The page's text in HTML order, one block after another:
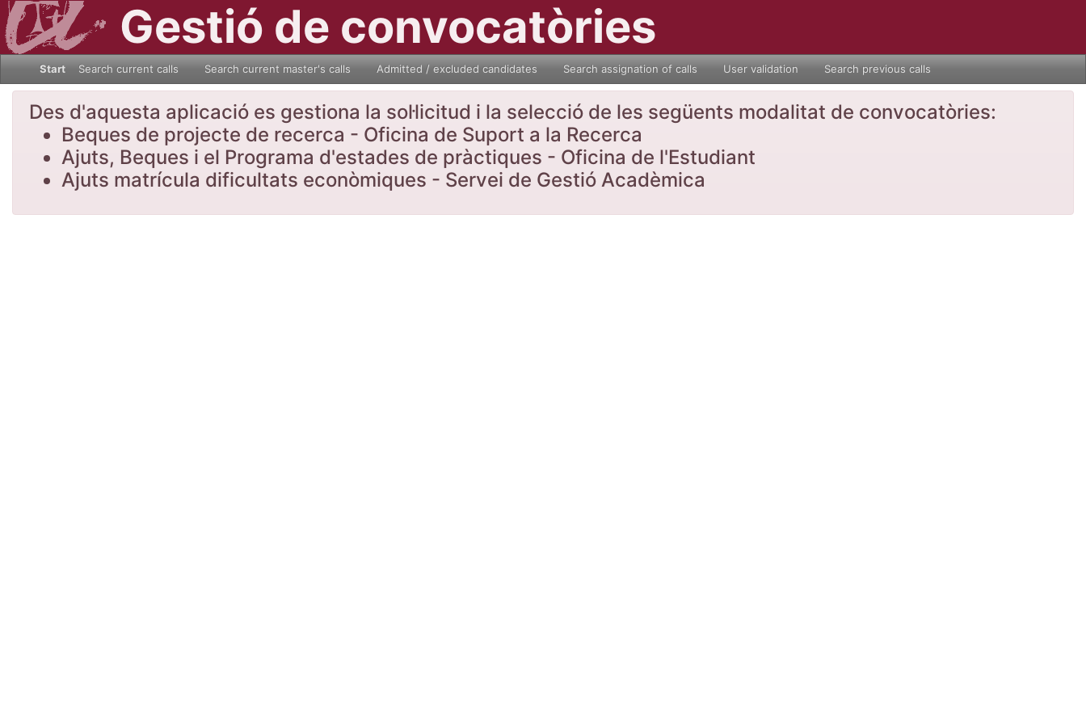
Gestió de convocatòries
Start Search current calls Search current master's calls Admitted / excluded candidates Search assignation of calls User validation Search previous calls
Des d'aquesta aplicació es gestiona la sol·licitud i la selecció de les següents modalitat de convocatòries:
Beques de projecte de recerca - Oficina de Suport a la Recerca
Ajuts, Beques i el Programa d'estades de pràctiques - Oficina de l'Estudiant
Ajuts matrícula dificultats econòmiques - Servei de Gestió Acadèmica